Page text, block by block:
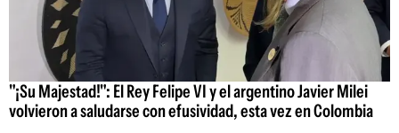
"¡Su Majestad!": El Rey Felipe VI y el argentino Javier Milei
volvieron a saludarse con efusividad, esta vez en Colombia